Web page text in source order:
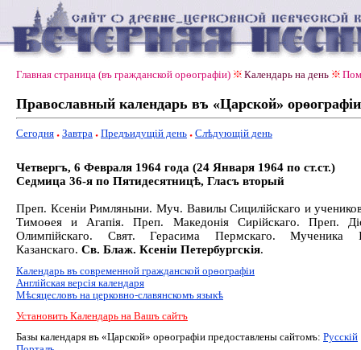
Главная страница (въ гражданской орѳографiи) Календарь на день
Православный календарь въ «Царской» орѳографiи
Сегодня Завтра Предъидущiй день Слѣдующiй день
Четвергъ, 6 Февраля 1964 года (24 Января 1964 по ст.ст.)
Седмица 36-я по Пятидесятницѣ, Гласъ вторый
Преп. Ксеніи Римляныни. Муч. Вавилы Сицилійскаго и
Тимоѳея и Агапія. Преп. Македонія Сирійскаго. Преп.
Олимпійскаго. Свят. Герасима Пермскаго. Мученика
Казанскаго. Св. Блаж. Ксеніи Петербургскія.
Календарь въ современной гражданской орѳографiи
Англiйская версiя календаря
Мѣсяцесловъ на церковно-славянскомъ языкѣ
Установить Календарь на Вашъ сайтъ
Базы календаря въ «Царской» орѳографiи предоставлены сайтомъ: Русскiй